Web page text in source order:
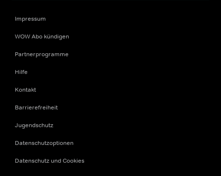
Impressum
WOW Abo kündigen
Partnerprogramme
Hilfe
Kontakt
Barrierefreiheit
Jugendschutz
Datenschutzoptionen
Datenschutz und Cookies